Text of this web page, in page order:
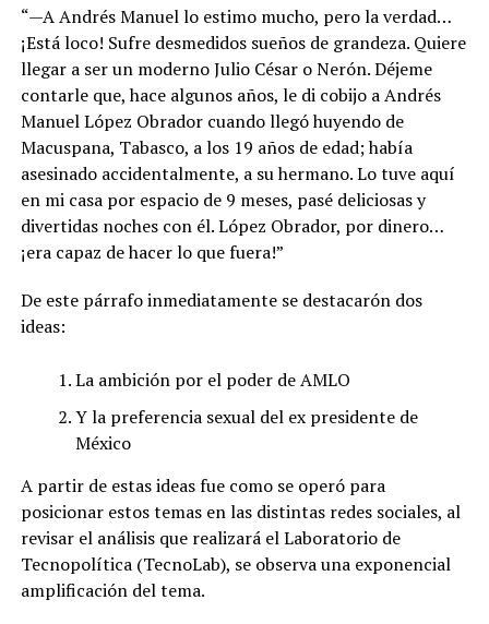
“—A Andrés Manuel lo estimo mucho, pero la verdad…
¡Está loco! Sufre desmedidos sueños de grandeza. Quiere
llegar a ser un moderno Julio César o Nerón. Déjeme
contarle que, hace algunos años, le di cobijo a Andrés
Manuel López Obrador cuando llegó huyendo de
Macuspana, Tabasco, a los 19 años de edad; había
asesinado accidentalmente, a su hermano. Lo tuve aquí
en mi casa por espacio de 9 meses, pasé deliciosas y
divertidas noches con él. López Obrador, por dinero…
¡era capaz de hacer lo que fuera!”
De este párrafo inmediatamente se destacarón dos
ideas:
La ambición por el poder de AMLO
Y la preferencia sexual del ex presidente de
México
A partir de estas ideas fue como se operó para
posicionar estos temas en las distintas redes sociales, al
revisar el análisis que realizará el Laboratorio de
Tecnopolítica (TecnoLab), se observa una exponencial
amplificación del tema.